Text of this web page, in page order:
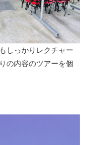
しっかりレクチャー
の内容のツアーを個